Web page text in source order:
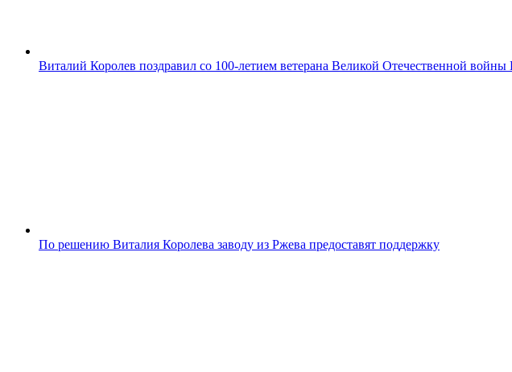
Виталий Королев поздравил со 100-летием ветерана Великой Отечественной
По решению Виталия Королева заводу из Ржева предоставят поддержку